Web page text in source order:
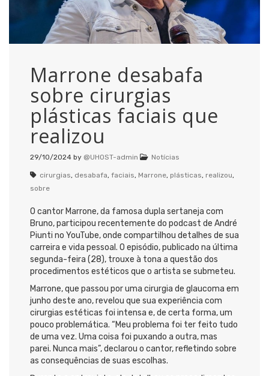
Marrone desabafa
sobre cirurgias
plásticas faciais que
realizou
29/10/2024 by @UHOST-admin Notícias
cirurgias, desabafa, faciais, Marrone, plásticas, realizou,
sobre
O cantor Marrone, da famosa dupla sertaneja com
Bruno, participou recentemente do podcast de André
Piunti no YouTube, onde compartilhou detalhes de sua
carreira e vida pessoal. O episódio, publicado na última
segunda-feira (28), trouxe à tona a questão dos
procedimentos estéticos que o artista se submeteu.
Marrone, que passou por uma cirurgia de glaucoma em
junho deste ano, revelou que sua experiência com
cirurgias estéticas foi intensa e, de certa forma, um
pouco problemática. “Meu problema foi ter feito tudo
de uma vez. Uma coisa foi puxando a outra, mas
parei. Nunca mais”, declarou o cantor, refletindo sobre
as consequências de suas escolhas.